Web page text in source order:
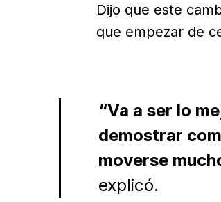
Dijo que este
que empezar de
“Va a ser lo
demostrar
moverse
explicó.